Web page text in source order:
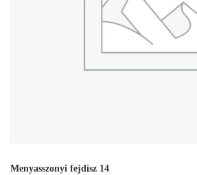
Menyasszonyi fejdísz 14